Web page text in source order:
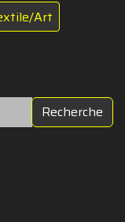
Art
Recherche